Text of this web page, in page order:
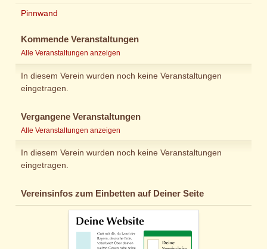
Pinnwand
Kommende Veranstaltungen
Alle Veranstaltungen anzeigen
In diesem Verein wurden noch keine Veranstaltungen
eingetragen.
Vergangene Veranstaltungen
Alle Veranstaltungen anzeigen
In diesem Verein wurden noch keine Veranstaltungen
eingetragen.
Vereinsinfos zum Einbetten auf Deiner Seite